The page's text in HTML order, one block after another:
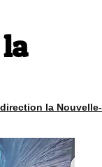
la Nouvelle-